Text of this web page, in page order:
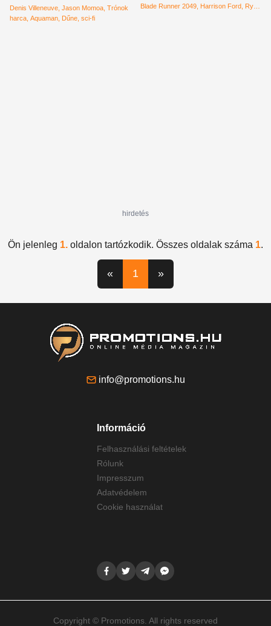
Denis Villeneuve Jason Momoa Trónok
harca Aquaman Dűne sci-fi
Blade Runner 2049 Harrison Ford Ryan
hirdetés
Ön jelenleg 1. oldalon tartózkodik. Összes oldalak száma 1.
« 1 »
info@promotions.hu
Információ
Felhasználási feltételek
Rólunk
Impresszum
Adatvédelem
Cookie használat
Copyright © Promotions. All rights reserved